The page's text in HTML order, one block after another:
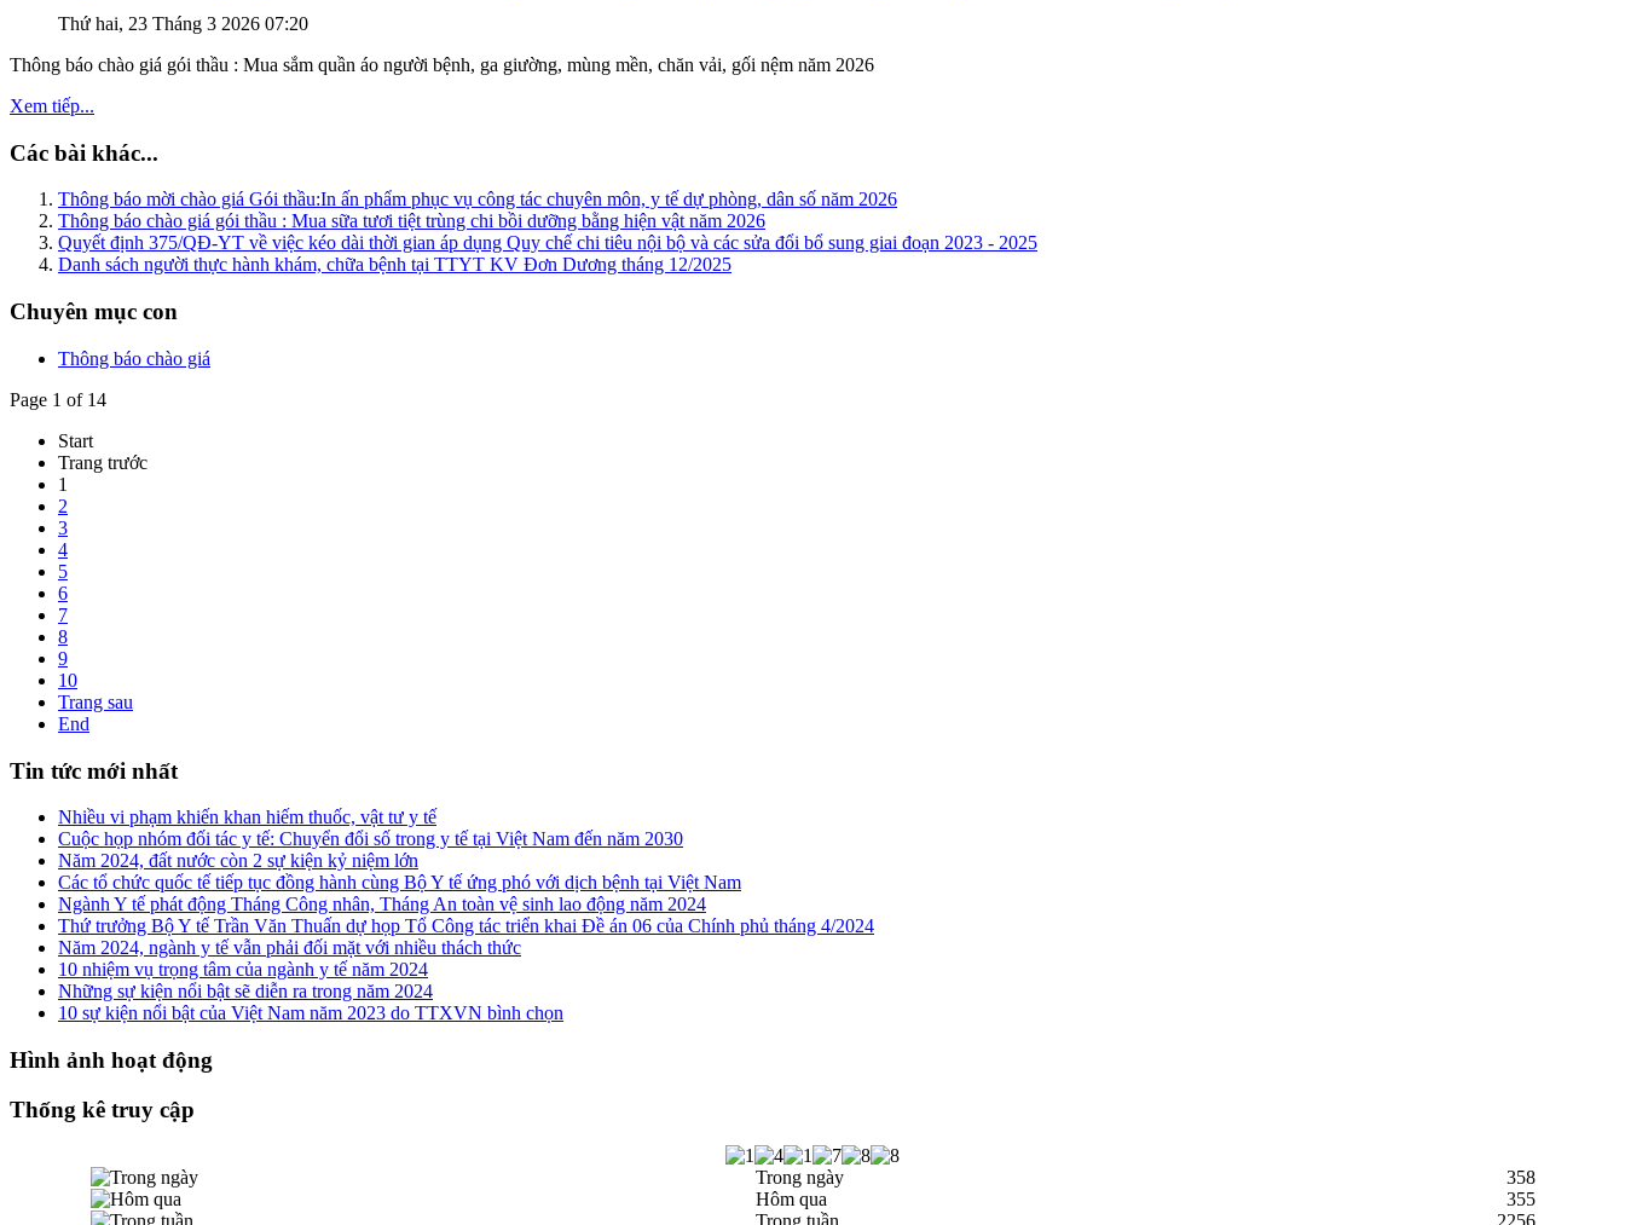
Thứ hai, 23 Tháng 3 2026 07:20
Thông báo chào giá gói thầu : Mua sắm quần áo người bệnh, ga giường, mùng mền, chăn vải, gối nệm năm 2026
Xem tiếp...
Các bài khác...
Thông báo mời chào giá Gói thầu:In ấn phẩm phục vụ công tác chuyên môn, y tế dự phòng, dân số năm 2026
Thông báo chào giá gói thầu : Mua sữa tươi tiệt trùng chi bồi dưỡng bằng hiện vật năm 2026
Quyết định 375/QĐ-YT về việc kéo dài thời gian áp dụng Quy chế chi tiêu nội bộ và các sửa đổi bổ sung giai đoạn 2023 - 2025
Danh sách người thực hành khám, chữa bệnh tại TTYT KV Đơn Dương tháng 12/2025
Chuyên mục con
Thông báo chào giá
Page 1 of 14
Start
Trang trước
1
2
3
4
5
6
7
8
9
10
Trang sau
End
Tin tức mới nhất
Nhiều vi phạm khiến khan hiếm thuốc, vật tư y tế
Cuộc họp nhóm đối tác y tế: Chuyển đổi số trong y tế tại Việt Nam đến năm 2030
Năm 2024, đất nước còn 2 sự kiện kỷ niệm lớn
Các tổ chức quốc tế tiếp tục đồng hành cùng Bộ Y tế ứng phó với dịch bệnh tại Việt Nam
Ngành Y tế phát động Tháng Công nhân, Tháng An toàn vệ sinh lao động năm 2024
Thứ trưởng Bộ Y tế Trần Văn Thuấn dự họp Tổ Công tác triển khai Đề án 06 của Chính phủ tháng 4/2024
Năm 2024, ngành y tế vẫn phải đối mặt với nhiều thách thức
10 nhiệm vụ trọng tâm của ngành y tế năm 2024
Những sự kiện nổi bật sẽ diễn ra trong năm 2024
10 sự kiện nổi bật của Việt Nam năm 2023 do TTXVN bình chọn
Hình ảnh hoạt động
Thống kê truy cập
Trong ngày
358
Hôm qua
355